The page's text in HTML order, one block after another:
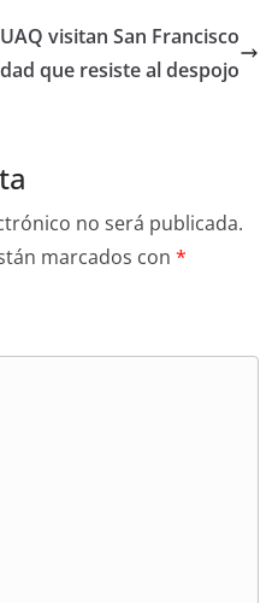
visitan San Francisco
que resiste al despojo
no será publicada.
marcados con *